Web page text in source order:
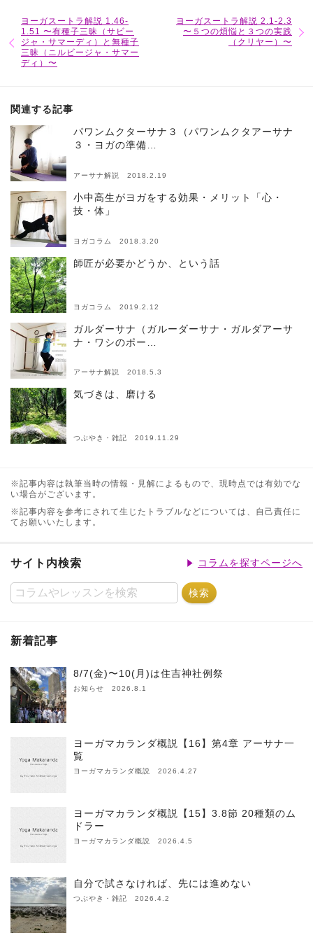
ヨーガスートラ解説 1.46-
1.51 〜有種子三昧（サビー
ジャ・サマーディ）と無種子
三昧（ニルビージャ・サマー
ディ）〜
ヨーガスートラ解説 2.1-2.3
〜５つの煩悩と３つの実践
（クリヤー）〜
関連する記事
パワンムクターサナ３（パワンムクタアーサナ
３・ヨガの準備…
アーサナ解説 2018.2.19
小中高生がヨガをする効果・メリット「心・
技・体」
ヨガコラム 2018.3.20
師匠が必要かどうか、という話
ヨガコラム 2019.2.12
ガルダーサナ（ガルーダーサナ・ガルダアーサ
ナ・ワシのポー…
アーサナ解説 2018.5.3
気づきは、磨ける
つぶやき・雑記 2019.11.29
※記事内容は執筆当時の情報・見解によるもので、現時点では有効でな
い場合がございます。
※記事内容を参考にされて生じたトラブルなどについては、自己責任に
てお願いいたします。
サイト内検索 コラムを探すページへ
新着記事
8/7(金)〜10(月)は住吉神社例祭
お知らせ 2026.8.1
ヨーガマカランダ概説【16】第4章 アーサナ一
覧
ヨーガマカランダ概説 2026.4.27
ヨーガマカランダ概説【15】3.8節 20種類のム
ドラー
ヨーガマカランダ概説 2026.4.5
自分で試さなければ、先には進めない
つぶやき・雑記 2026.4.2